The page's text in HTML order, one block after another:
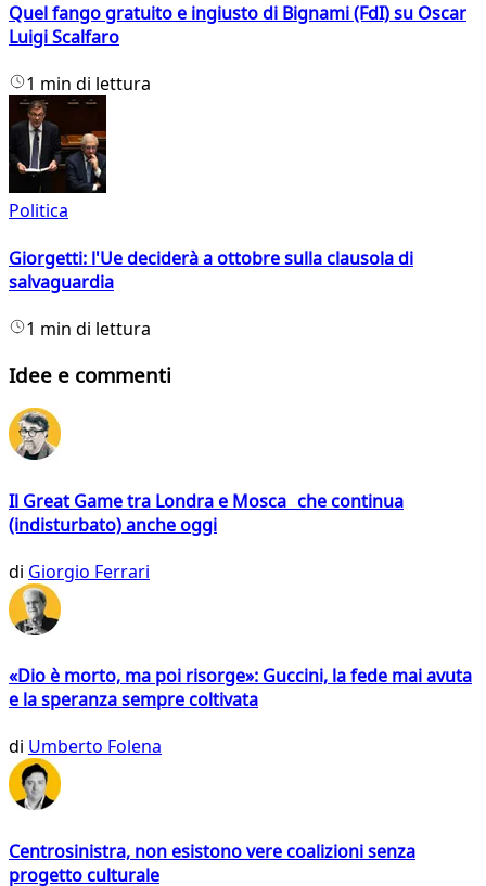
Quel fango gratuito e ingiusto di Bignami (FdI) su Oscar
Luigi Scalfaro
1 min di lettura
Politica
Giorgetti: l'Ue deciderà a ottobre sulla clausola di
salvaguardia
1 min di lettura
Idee e commenti
Il Great Game tra Londra e Mosca che continua
(indisturbato) anche oggi
di Giorgio Ferrari
«Dio è morto, ma poi risorge»: Guccini, la fede mai avuta
e la speranza sempre coltivata
di Umberto Folena
Centrosinistra, non esistono vere coalizioni senza
progetto culturale